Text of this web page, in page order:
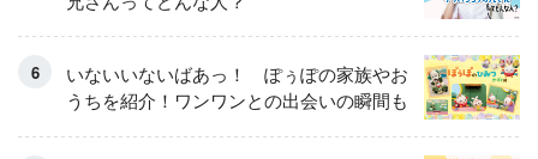
いないいないばあっ！ ぽぅぽの家族やお
うちを紹介！ワンワンとの出会いの瞬間も